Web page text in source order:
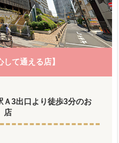
して通える店】
Ａ3出口より徒歩3分のお
店